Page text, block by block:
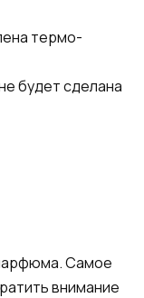
термо-
будет сделана
Самое
внимание